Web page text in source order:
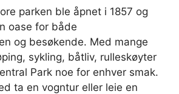
parken ble åpnet i 1857 og
oase for både
og besøkende. Med mange
sykling, båtliv, rulleskøyter
Park noe for enhver smak.
ta en vogntur eller leie en